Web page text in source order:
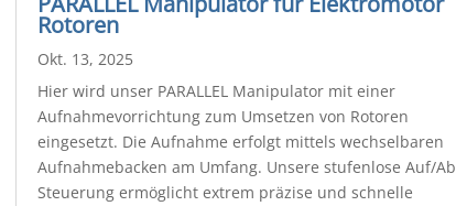
Rotoren
Okt. 13, 2025
Hier wird unser PARALLEL Manipulator mit einer
Aufnahmevorrichtung zum Umsetzen von Rotoren
eingesetzt. Die Aufnahme erfolgt mittels wechselbaren
Aufnahmebacken am Umfang. Unsere stufenlose Auf/Ab
Steuerung ermöglicht extrem präzise und schnelle